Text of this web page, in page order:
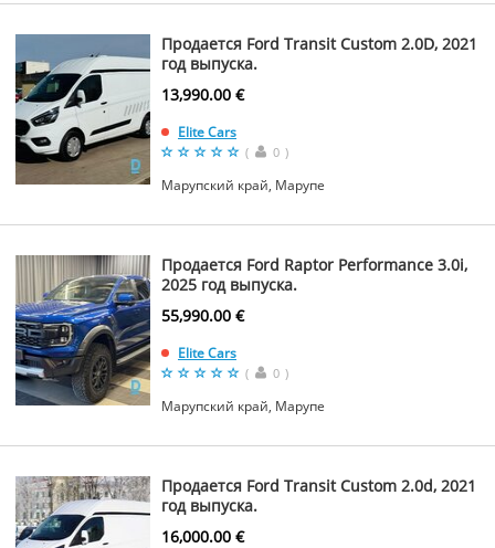
Продается Ford Transit Custom 2.0D, 2021
год выпуска.
13,990.00 €
Elite Cars
( 0 )
Марупский край, Марупе
Продается Ford Raptor Performance 3.0i,
2025 год выпуска.
55,990.00 €
Elite Cars
( 0 )
Марупский край, Марупе
Продается Ford Transit Custom 2.0d, 2021
год выпуска.
16,000.00 €